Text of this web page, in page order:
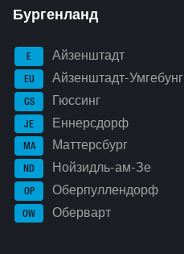
Бургенланд
E Айзенштадт
EU Айзенштадт-Умгебунг
GS Гюссинг
JE Еннерсдорф
MA Маттерсбург
ND Нойзидль-ам-Зе
OP Оберпуллендорф
OW Оберварт